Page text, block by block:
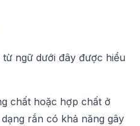
ngữ dưới đây được hiểu
chất hoặc hợp chất ở
rắn có khả năng gây